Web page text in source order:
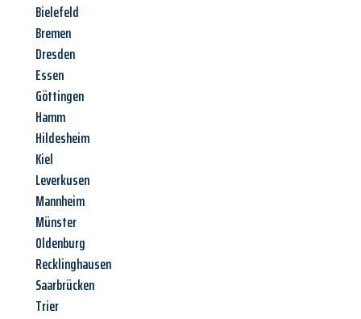
Bielefeld
Bremen
Dresden
Essen
Göttingen
Hamm
Hildesheim
Kiel
Leverkusen
Mannheim
Münster
Oldenburg
Recklinghausen
Saarbrücken
Trier